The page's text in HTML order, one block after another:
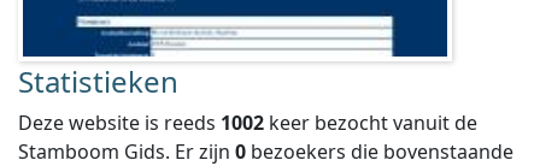
Statistieken
Deze website is reeds 1002 keer bezocht vanuit de
Stamboom Gids. Er zijn 0 bezoekers die bovenstaande